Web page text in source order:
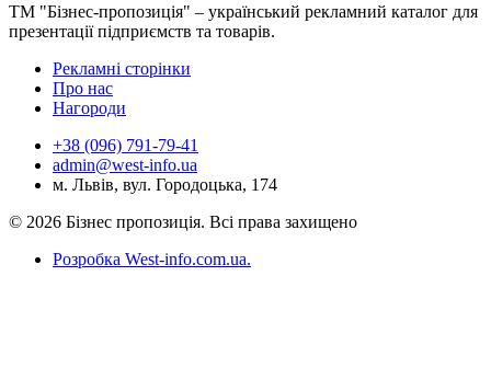
ТМ "Бізнес-пропозиція" – український рекламний каталог для
презентації підприємств та товарів.
Рекламні сторінки
Про нас
Нагороди
+38 (096) 791-79-41
admin@west-info.ua
м. Львів, вул. Городоцька, 174
© 2026 Бізнес пропозиція. Всі права захищено
Розробка West-info.com.ua.